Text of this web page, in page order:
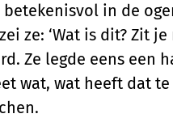
in de
ze: ‘Wat is dit? Zit
Ze legde eens een
wat, wat heeft dat te